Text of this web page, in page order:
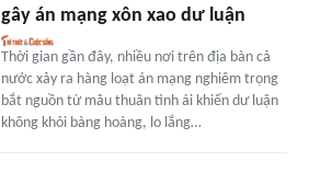
gây án mạng xôn xao dư luận
Thời gian gần đây, nhiều nơi trên địa bàn cả
nước xảy ra hàng loạt án mạng nghiêm trọng
bắt nguồn từ mâu thuân tình ái khiến dư luận
không khỏi bàng hoàng, lo lắng…